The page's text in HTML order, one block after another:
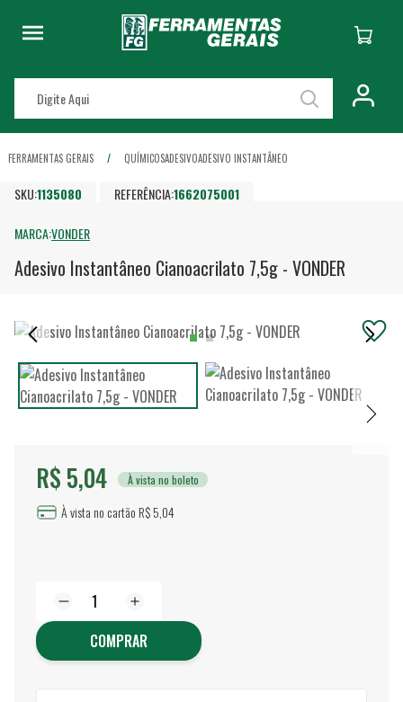
FERRAMENTAS GERAIS QUÍMICOSADESIVOADESIVO INSTANTÂNEO
SKU:1135080 REFERÊNCIA:1662075001
MARCA:VONDER
Adesivo Instantâneo Cianoacrilato 7,5g - VONDER
R$ 5,04 À vista no boleto
À vista no cartão R$ 5,04
COMPRAR